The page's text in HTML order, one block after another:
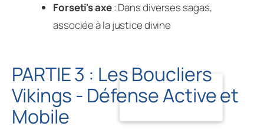
Forseti's axe: Dans diverses sagas,
associée à la justice divine
PARTIE 3 : Les Boucliers
Vikings - Défense Active et
Mobile